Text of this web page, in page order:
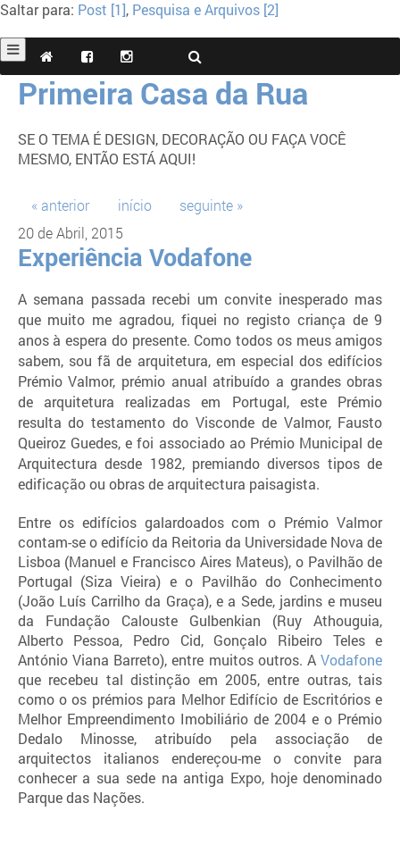
Saltar para: Post [1], Pesquisa e Arquivos [2]
Primeira Casa da Rua
SE O TEMA É DESIGN, DECORAÇÃO OU FAÇA VOCÊ
MESMO, ENTÃO ESTÁ AQUI!
« anterior início
seguinte »
20 de Abril, 2015
Experiência Vodafone
A semana passada recebi um convite inesperado mas
que muito me agradou, fiquei no registo criança de 9
anos à espera do presente. Como todos os meus amigos
sabem, sou fã de arquitetura, em especial dos edifícios
Prémio Valmor, prémio anual atribuído a grandes obras
de arquitetura realizadas em Portugal, este Prémio
resulta do testamento do Visconde de Valmor, Fausto
Queiroz Guedes, e foi associado ao Prémio Municipal de
Arquitectura desde 1982, premiando diversos tipos de
edificação ou obras de arquitectura paisagista.
Entre os edifícios galardoados com o Prémio Valmor
contam-se o edifício da Reitoria da Universidade Nova de
Lisboa (Manuel e Francisco Aires Mateus), o Pavilhão de
Portugal (Siza Vieira) e o Pavilhão do Conhecimento
(João Luís Carrilho da Graça), e a Sede, jardins e museu
da Fundação Calouste Gulbenkian (Ruy Athouguia,
Alberto Pessoa, Pedro Cid, Gonçalo Ribeiro Teles e
António Viana Barreto), entre muitos outros. AVodafone
que recebeu tal distinção em 2005, entre outras, tais
como oos prémios para Melhor Edifício de Escritórios e
Melhor Empreendimento Imobiliário de 2004 e o Prémio
Dedalo Minosse, atribuído pela associação de
arquitectos italianos endereçou-me o convite para
conhecer a sua sede na antiga Expo, hoje denominado
Parque das Nações.